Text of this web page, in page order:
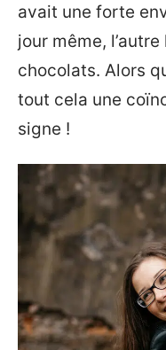
avait une forte
jour même,
chocolats. Alors
tout cela une
signe !